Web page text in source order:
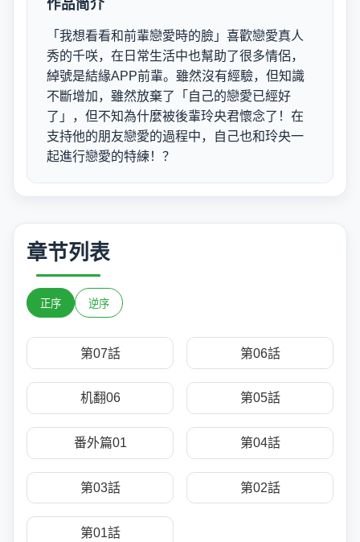
作品简介
「我想看看和前輩戀愛時的臉」喜歡戀愛真人
秀的千咲，在日常生活中也幫助了很多情侶，
綽號是結緣APP前輩。雖然沒有經驗，但知識
不斷增加，雖然放棄了「自己的戀愛已經好
了」，但不知為什麼被後輩玲央君懷念了！在
支持他的朋友戀愛的過程中，自己也和玲央一
起進行戀愛的特練！？
章节列表
正序 逆序
第07話 第06話
机翻06 第05話
番外篇01 第04話
第03話 第02話
第01話